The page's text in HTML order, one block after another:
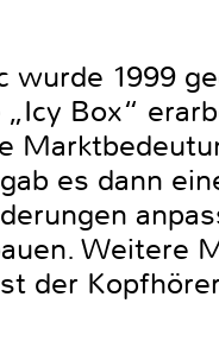
wurde 1999
Box“
es dann
Weitere
der